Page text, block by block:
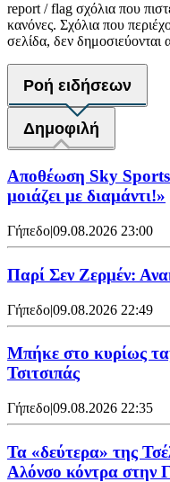
report / flag σχόλια που
κανόνες. Σχόλια που
σελίδα, δεν δημοσιεύονται
Ροή ειδήσεων
Δημοφιλή
Αποθέωση Sky Sports
μοιάζει με διαμάντι!»
Γήπεδο|09.08.2026 23:00
Παρί Σεν Ζερμέν:
Γήπεδο|09.08.2026 22:49
Mπήκε στο κυρίως
Τσιτσιπάς
Γήπεδο|09.08.2026 22:35
Τα «δεύτερα» της
Αλόνσο κόντρα στην